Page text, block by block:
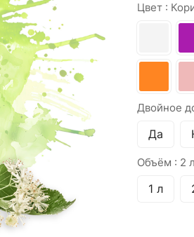
Цвет :
Двойное
Да
Объём : 2 л
1 л